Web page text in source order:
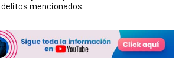
mencionados.